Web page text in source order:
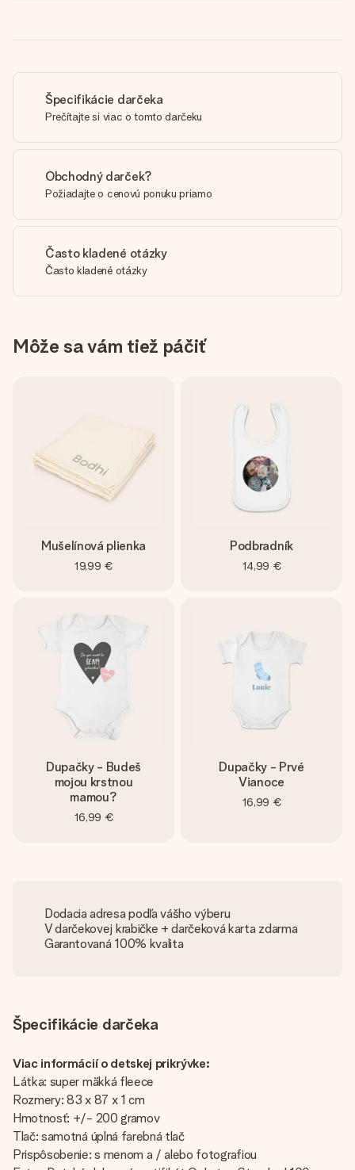
Špecifikácie darčeka
Prečítajte si viac o tomto darčeku
Obchodný darček?
Požiadajte o cenovú ponuku priamo
Často kladené otázky
Často kladené otázky
Môže sa vám tiež páčiť
Mušelínová plienka
19,99 €
Podbradník
14,99 €
Dupačky - Budeš
mojou krstnou
mamou?
16,99 €
Dupačky - Prvé
Vianoce
16,99 €
Dodacia adresa podľa vášho výberu
V darčekovej krabičke + darčeková karta zdarma
Garantovaná 100% kvalita
Špecifikácie darčeka
Viac informácií o detskej prikrývke:
Látka: super mäkká fleece
Rozmery: 83 x 87 x 1 cm
Hmotnosť: +/- 200 gramov
Tlač: samotná úplná farebná tlač
Prispôsobenie: s menom a / alebo fotografiou